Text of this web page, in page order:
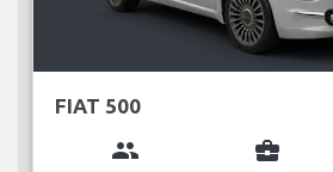
FIAT 500
group business_center